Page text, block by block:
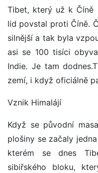
Tibet, který už k
lid povstal proti Číně.
silnější a tak byla
asi se 100 tisíci
Indie. Je tam
zemí, i když oficiálně
Vznik Himalájí
Když se původní
plošiny se začaly
kterém se dnes
sibiřského bloku,